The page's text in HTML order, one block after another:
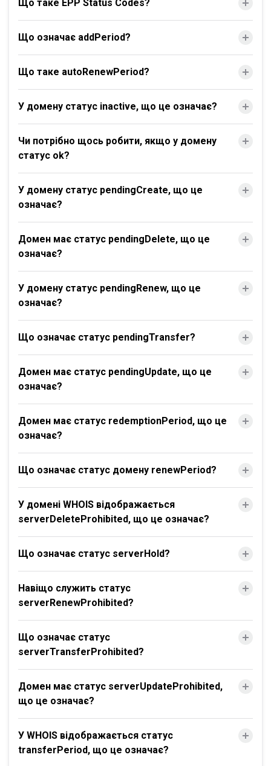
Що таке EPP Status Codes?
Що означає addPeriod?
Що таке autoRenewPeriod?
У домену статус inactive, що це означає?
Чи потрібно щось робити, якщо у домену
статус ok?
У домену статус pendingCreate, що це
означає?
Домен має статус pendingDelete, що це
означає?
У домену статус pendingRenew, що це
означає?
Що означає статус pendingTransfer?
Домен має статус pendingUpdate, що це
означає?
Домен має статус redemptionPeriod, що це
означає?
Що означає статус домену renewPeriod?
У домені WHOIS відображається
serverDeleteProhibited, що це означає?
Що означає статус serverHold?
Навіщо служить статус
serverRenewProhibited?
Що означає статус
serverTransferProhibited?
Домен має статус serverUpdateProhibited,
що це означає?
У WHOIS відображається статус
transferPeriod, що це означає?